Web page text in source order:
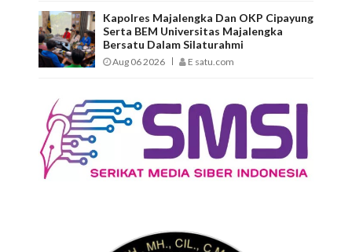
Kapolres Majalengka Dan OKP Cipayung
Serta BEM Universitas Majalengka
Bersatu Dalam Silaturahmi
Aug 06 2026 E satu.com